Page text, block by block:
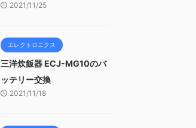
2021/11/25
エレクトロニクス
三洋炊飯器 ECJ-MG10のバ
ッテリー交換
2021/11/18